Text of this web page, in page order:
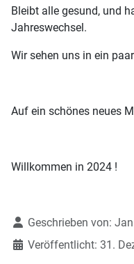
Bleibt alle gesund, und
Jahreswechsel.
Wir sehen uns in ein
Auf ein schönes neues
Willkommen in 2024 !
DetailsGeschrieben von: Jan
Veröffentlicht: 31.